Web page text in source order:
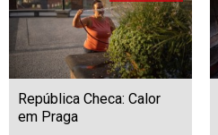
República Checa: Calor
em Praga